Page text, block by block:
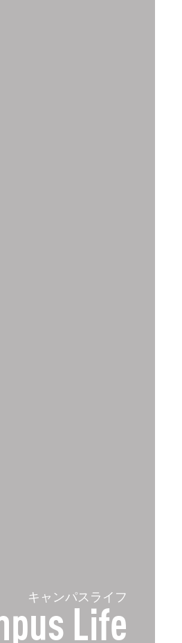
キャンパスライフ
Life